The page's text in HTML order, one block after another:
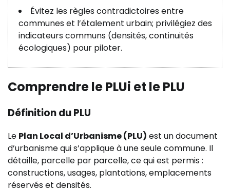
Évitez les règles contradictoires entre
communes et l’étalement urbain; privilégiez des
indicateurs communs (densités, continuités
écologiques) pour piloter.
Comprendre le PLUi et le PLU
Définition du PLU
Le Plan Local d’Urbanisme (PLU) est un document
d’urbanisme qui s’applique à une seule commune. Il
détaille, parcelle par parcelle, ce qui est permis :
constructions, usages, plantations, emplacements
réservés et densités.